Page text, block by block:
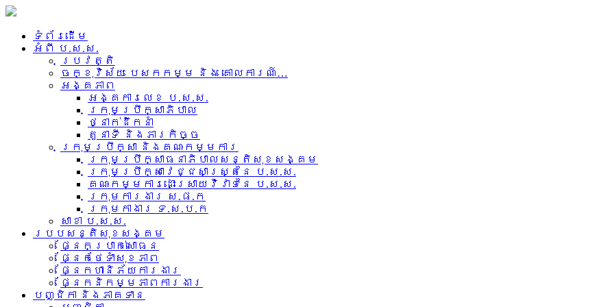
ទំព័រដើម
អំពី​ ប.ស.ស.
ប្រវត្តិ
ចក្ខុវិស័យ បេសកកម្ម និង គោលការណ៍…
អង្គភាព
អង្គការលេខ ប.ស.ស.
ក្រុមប្រឹក្សាភិបាល
ថ្នាក់ដឹកនាំ
តួនាទី និងភារកិច្ច
ក្រុមប្រឹក្សា និងគណៈកម្មការ
ក្រុមប្រឹក្សាធនាភិបាលសន្តិសុខសង្គម
ក្រុមប្រឹក្សាវេជ្ជសាស្រ្តនៃ ប.ស.ស.
គណៈកម្មការដោះស្រាយវិវាទនៃ ប.ស.ស.
ក្រុមការងារ​ ស.ផ.ក
ក្រុមកាងារ ទ.ស.ប.ក
សាខា ប.ស.ស.
របបសន្តិសុខសង្គម
ផ្នែកប្រាក់សោធន
ផ្នែកថែទាំសុខភាព
ផ្នែកហានិភ័យការងារ
ផ្នែកនិកម្មភាពការងារ
បញ្ជិកា និងភាគទាន